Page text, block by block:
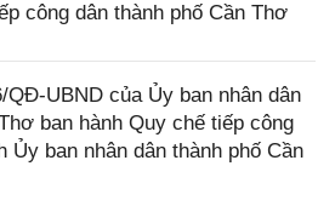
công dân thành phố Cần Thơ
QĐ-UBND của Ủy ban nhân dân
ban hành Quy chế tiếp công
Ủy ban nhân dân thành phố Cần